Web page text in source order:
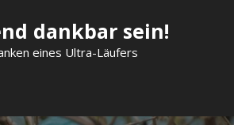
dankbar sein!
eines Ultra-Läufers